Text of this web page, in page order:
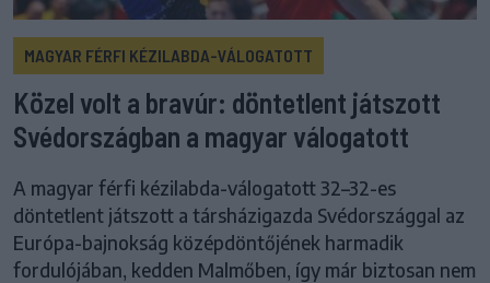
MAGYAR FÉRFI KÉZILABDA-VÁLOGATOTT
Közel volt a bravúr: döntetlent játszott
Svédországban a magyar válogatott
A magyar férfi kézilabda-válogatott 32–32-es
döntetlent játszott a társházigazda Svédországgal az
Európa-bajnokság középdöntőjének harmadik
fordulójában, kedden Malmőben, így már biztosan nem